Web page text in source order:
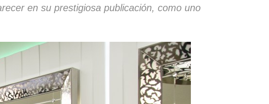
en su prestigiosa publicación, como uno